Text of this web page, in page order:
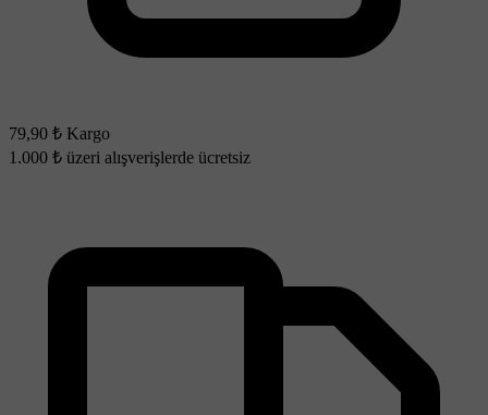
79,90 ₺ Kargo
1.000 ₺ üzeri alışverişlerde ücretsiz